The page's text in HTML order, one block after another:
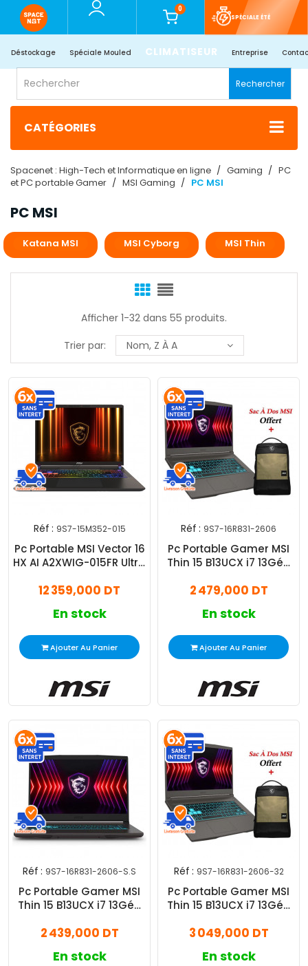
0
SPÉCIALE ÉTÉ
Déstockage Spéciale Mouled CLIMATISEUR Entreprise
Rechercher
CATÉGORIES
Spacenet : High-Tech et Informatique en ligne Gaming
PC
et PC portable Gamer
MSI Gaming PC MSI
PC MSI
Katana MSI MSI Cyborg MSI Thin
Afficher 1-32 dans 55 produits.
Trier par:
Nom, Z À A
Réf : 9S7-15M352-015
Pc Portable MSI Vector 16
HX AI A2XWIG-015FR Ultra
Windows 11
12 359,000 DT
En stock
Ajouter Au Panier
Réf : 9S7-16R831-2606
Pc Portable Gamer MSI
Thin 15 B13UCX i7 13Gén
2 479,000 DT
En stock
Ajouter Au Panier
Réf : 9S7-16R831-2606-S.S
Pc Portable Gamer MSI
Thin 15 B13UCX i7 13Gén
2 439,000 DT
En stock
Réf : 9S7-16R831-2606-32
Pc Portable Gamer MSI
Thin 15 B13UCX i7 13Gén
3 049,000 DT
En stock